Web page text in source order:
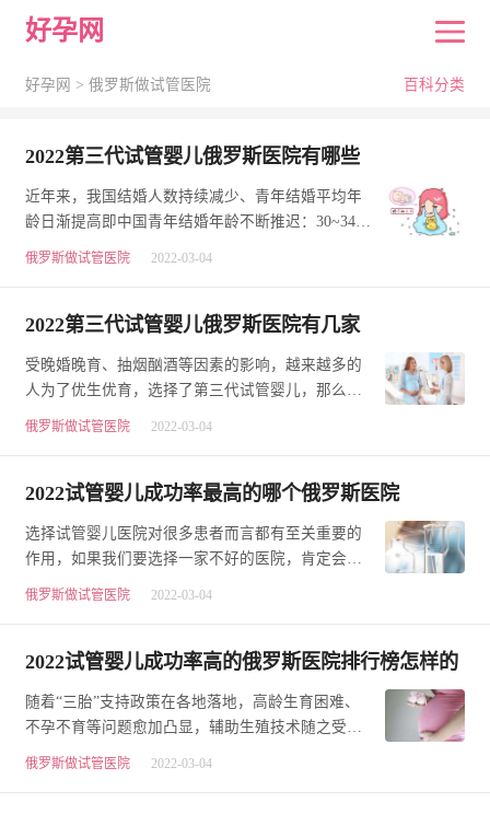
好孕网
好孕网 > 俄罗斯做试管医院 百科分类
2022第三代试管婴儿俄罗斯医院有哪些
近年来，我国结婚人数持续减少、青年结婚平均年
龄日渐提高即中国青年结婚年龄不断推迟：30~34岁
占比大幅上升;“恐婚”、“不婚”、“迟婚”现象越…
俄罗斯做试管医院 2022-03-04
2022第三代试管婴儿俄罗斯医院有几家
受晚婚晚育、抽烟酗酒等因素的影响，越来越多的
人为了优生优育，选择了第三代试管婴儿，那么
2022第三代试管婴儿俄罗斯医院有几家?试管婴儿医
俄罗斯做试管医院 2022-03-04
2022试管婴儿成功率最高的哪个俄罗斯医院
选择试管婴儿医院对很多患者而言都有至关重要的
作用，如果我们要选择一家不好的医院，肯定会给
我们带来更多损失，而要选择一家好的医院，并没
俄罗斯做试管医院 2022-03-04
2022试管婴儿成功率高的俄罗斯医院排行榜怎样的
随着“三胎”支持政策在各地落地，高龄生育困难、
不孕不育等问题愈加凸显，辅助生殖技术随之受到
重视即做试管婴儿的家庭也在不断地增多，那2022
俄罗斯做试管医院 2022-03-04